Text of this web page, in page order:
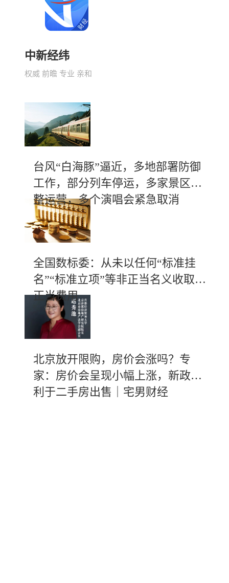
中新经纬
权威 前瞻 专业 亲和
台风“白海豚”逼近，多地部署防御
工作，部分列车停运，多家景区调
整运营，多个演唱会紧急取消
全国数标委：从未以任何“标准挂
名”“标准立项”等非正当名义收取不
正当费用
北京放开限购，房价会涨吗？专
家：房价会呈现小幅上涨，新政有
利于二手房出售｜宅男财经